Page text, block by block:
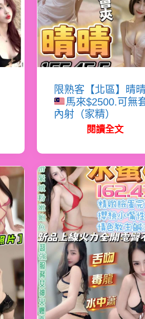
限熟客【北區】晴
馬來$2500.可無
內射（家精）
閱讀全文